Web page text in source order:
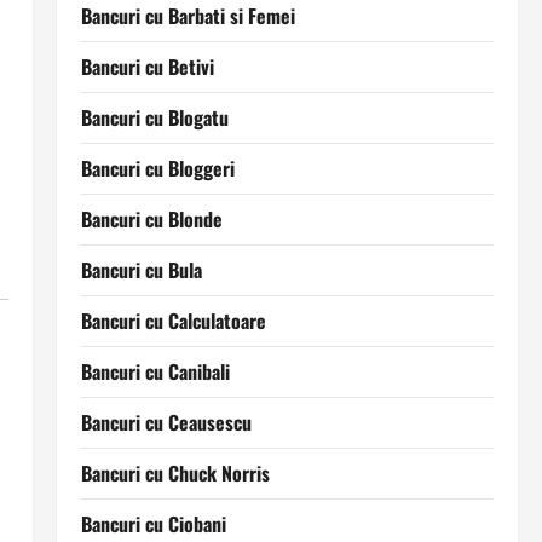
Bancuri cu Barbati si Femei
Bancuri cu Betivi
Bancuri cu Blogatu
Bancuri cu Bloggeri
Bancuri cu Blonde
Bancuri cu Bula
Bancuri cu Calculatoare
Bancuri cu Canibali
Bancuri cu Ceausescu
Bancuri cu Chuck Norris
Bancuri cu Ciobani